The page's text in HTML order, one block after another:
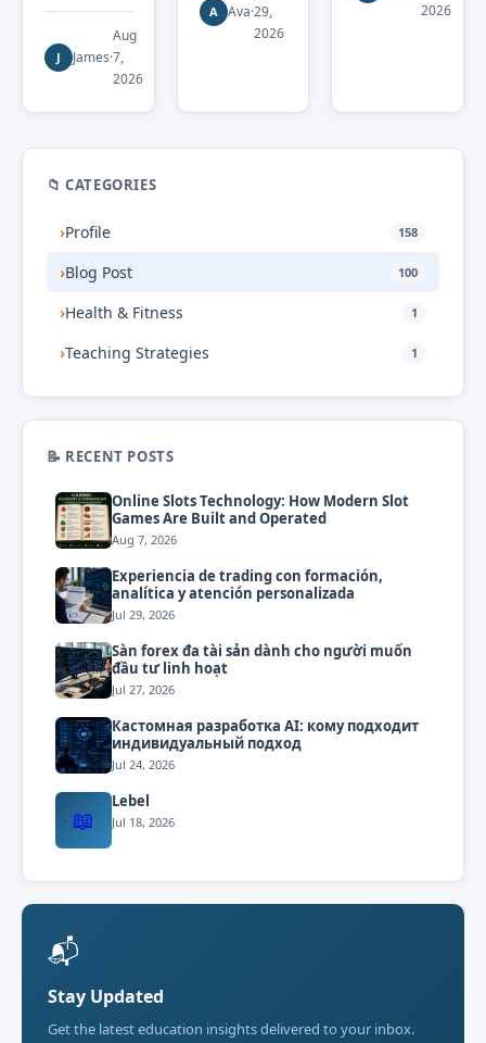
J James·
Aug
7,
2026
A Ava·29,
2026
2026
📁 CATEGORIES
›Profile 158
›Blog Post 100
›Health & Fitness 1
›Teaching Strategies 1
📝 RECENT POSTS
Online Slots Technology: How Modern Slot
Games Are Built and Operated
Aug 7, 2026
Experiencia de trading con formación,
analítica y atención personalizada
Jul 29, 2026
Sàn forex đa tài sản dành cho người muốn
đầu tư linh hoạt
Jul 27, 2026
Кастомная разработка AI: кому подходит
индивидуальный подход
Jul 24, 2026
📖
Lebel
Jul 18, 2026
📬
Stay Updated
Get the latest education insights delivered to your inbox.